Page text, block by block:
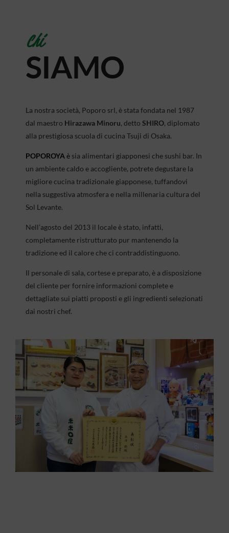
Chi
SIAMO
La nostra società, Poporo srl, è stata fondata nel 1987
dal maestro Hirazawa Minoru, detto SHIRO, diplomato
alla prestigiosa scuola di cucina Tsuji di Osaka.
POPOROYAè sia alimentari giapponesi che sushi bar. In
un ambiente caldo e accogliente, potrete degustare la
migliore cucina tradizionale giapponese, tuffandovi
nella suggestiva atmosfera e nella millenaria cultura del
Sol Levante.
Nell’agosto del 2013 il locale è stato, infatti,
completamente ristrutturato pur mantenendo la
tradizione ed il calore che ci contraddistinguono.
Il personale di sala, cortese e preparato, è a disposizione
del cliente per fornire informazioni complete e
dettagliate sui piatti proposti e gli ingredienti selezionati
dai nostri chef.